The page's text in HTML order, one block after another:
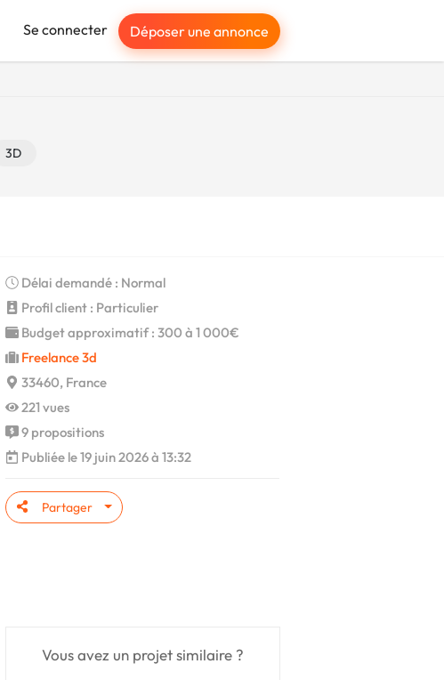
Se connecter Déposer une annonce
3D
Délai demandé : Normal
Profil client : Particulier
Budget approximatif : 300 à 1 000€
Freelance 3d
33460, France
221 vues
9 propositions
Publiée le 19 juin 2026 à 13:32
Partager
Vous avez un projet similaire ?